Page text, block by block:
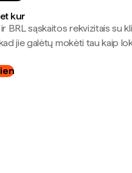
kur
ir BRL sąskaitos rekvizitais su
jie galėtų mokėti tau kaip